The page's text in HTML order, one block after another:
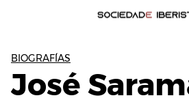
BIOGRAFÍAS
José